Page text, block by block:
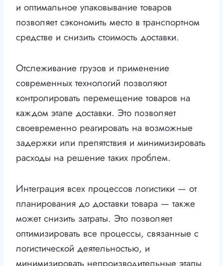
и оптимальное упаковывание товаров
позволяет сэкономить место в транспортном
средстве и снизить стоимость доставки.
Отслеживание грузов и применение
современных технологий позволяют
контролировать перемещение товаров на
каждом этапе доставки. Это позволяет
своевременно реагировать на возможные
задержки или препятствия и минимизировать
расходы на решение таких проблем.
Интеграция всех процессов логистики — от
планирования до доставки товара — также
может снизить затраты. Это позволяет
оптимизировать все процессы, связанные с
логистической деятельностью, и